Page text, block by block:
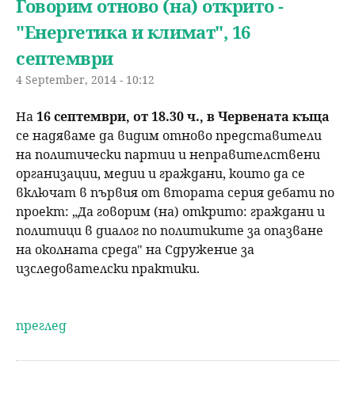
Говорим отново (на) открито -
"Енергетика и климат", 16
септември
4 September, 2014 - 10:12
На16 септември, от 18.30 ч., в Червената къща
се надяваме да видим отново представители
на политически партии и неправителствени
организации, медии и граждани, които да се
включат в първия от втората серия дебати по
проект: „Да говорим (на) открито: граждани и
политици в диалог по политиките за опазване
на околната среда" на Сдружение за
изследователски практики.
преглед